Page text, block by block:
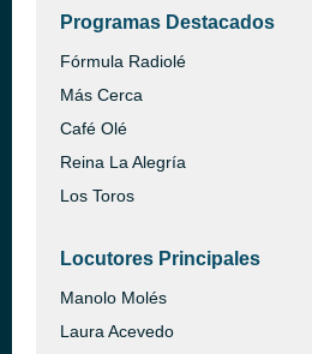
Programas Destacados
Fórmula Radiolé
Más Cerca
Café Olé
Reina La Alegría
Los Toros
Locutores Principales
Manolo Molés
Laura Acevedo